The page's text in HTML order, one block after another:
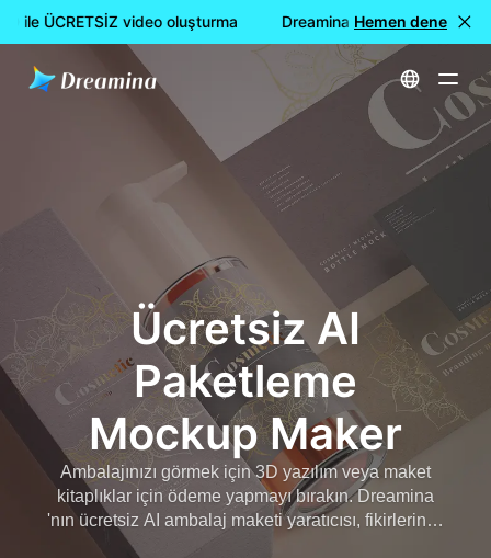
ile ÜCRETSİZ video oluşturma Dreamina Seedance 2.0 ile
Hemen dene
Ana Sayfa Oluştur Ücretsiz AI Paketleme Mockup Maker
Ücretsiz AI
Paketleme
Mockup Maker
Ambalajınızı görmek için 3D yazılım veya maket
kitaplıklar için ödeme yapmayı bırakın. Dreamina
'nın ücretsiz AI ambalaj maketi yaratıcısı, fikirlerinizi
anında fotogerçekçi ürün görsellerine dönüştürür.